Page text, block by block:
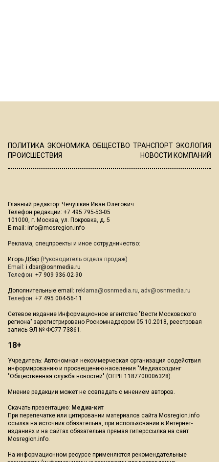
ПОЛИТИКА ЭКОНОМИКА ОБЩЕСТВО ТРАНСПОРТ ЭКОЛОГИЯ
ПРОИСШЕСТВИЯ
НОВОСТИ КОМПАНИЙ
Главный редактор: Чечушкин Иван Олегович.
Телефон редакции: +7 495 795-53-05
101000, г. Москва, ул. Покровка, д. 5
E-mail: info@mosregion.info
Реклама, спецпроекты и иное сотрудничество:
Игорь Дбар (Руководитель отдела продаж)
Email: i.dbar@osnmedia.ru
Телефон: +7 909 936-02-90
Дополнительные email: reklama@osnmedia.ru, adv@osnmedia.ru
Телефон: +7 495 004-56-11
Сетевое издание Информационное агентство "Вести Московского
региона" зарегистрировано Роскомнадзором 05.10.2018, реестровая
запись ЭЛ № ФС77-73861.
18+
Учредитель: Автономная некоммерческая организация содействия
информированию и просвещению населения "Медиахолдинг
"Общественная служба новостей" (ОГРН 1187700006328).
Мнение редакции может не совпадать с мнением авторов.
Скачать презентацию: Медиа-кит
При перепечатке или цитировании материалов сайта Mosregion.info
ссылка на источник обязательна, при использовании в Интернет-
изданиях и на сайтах обязательна прямая гиперссылка на сайт
Mosregion.info.
На информационном ресурсе применяются рекомендательные